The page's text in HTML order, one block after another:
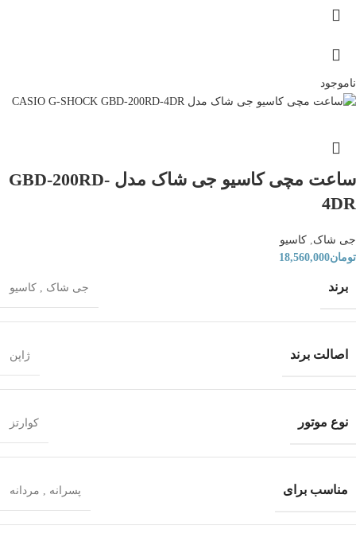
ناموجود
ساعت مچی کاسیو جی شاک مدل GBD-200RD-
4DR
جی شاک کاسیو
تومان18,560,000
برند جی شاک کاسیو
اصالت برند ژاپن
نوع موتور کوارتز
مناسب برای پسرانه مردانه